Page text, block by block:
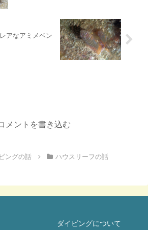
アなアミメベン
メントを書き込む
ングの話 ハウスリーフの話
ダイビングについて